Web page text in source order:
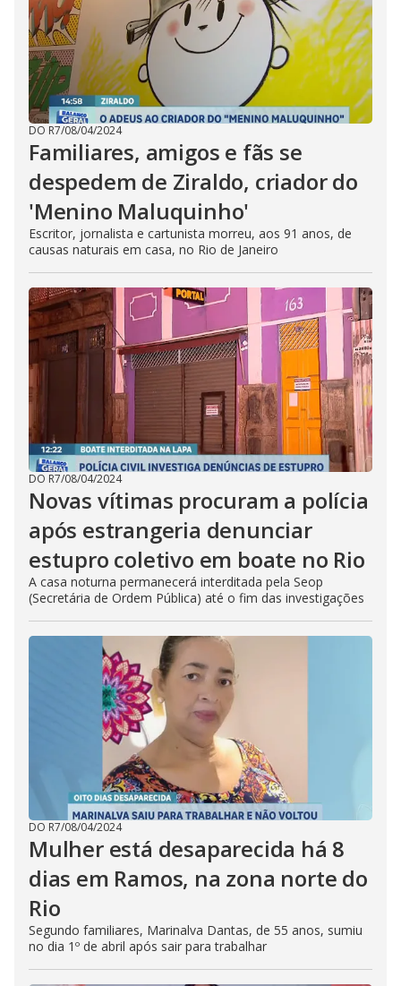
DO R7/08/04/2024
Familiares, amigos e fãs se
despedem de Ziraldo, criador do
'Menino Maluquinho'
Escritor, jornalista e cartunista morreu, aos 91 anos, de
causas naturais em casa, no Rio de Janeiro
DO R7/08/04/2024
Novas vítimas procuram a polícia
após estrangeria denunciar
estupro coletivo em boate no Rio
A casa noturna permanecerá interditada pela Seop
(Secretária de Ordem Pública) até o fim das investigações
DO R7/08/04/2024
Mulher está desaparecida há 8
dias em Ramos, na zona norte do
Rio
Segundo familiares, Marinalva Dantas, de 55 anos, sumiu
no dia 1º de abril após sair para trabalhar